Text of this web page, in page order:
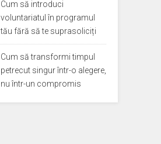
Cum să introduci
voluntariatul în programul
tău fără să te suprasoliciți
Cum să transformi timpul
petrecut singur într-o alegere,
nu într-un compromis